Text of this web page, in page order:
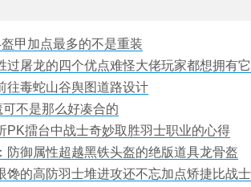
甲加点最多的不是重装
过屠龙的四个优点难怪大佬玩家都想拥有它
往毒蛇山谷舆图道路设计
不是那么好凑合的
PK擂台中战士奇妙取胜羽士职业的心得
防御属性超越黑铁头盔的绝版道具龙骨盔
馋的高防羽士堆进攻还不忘加点矫捷比战